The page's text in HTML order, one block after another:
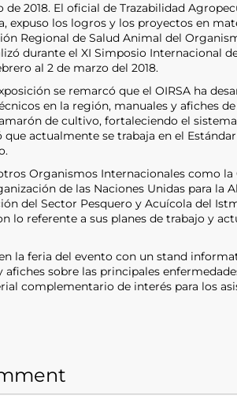
de 2018. El oficial de Trazabilidad
expuso los logros y los proyectos en
Regional de Salud Animal del
durante el XI Simposio Internacional
al 2 de marzo del 2018.
se remarcó que el OIRSA ha
en la región, manuales y afiches
de cultivo, fortaleciendo el
que actualmente se trabaja en el
otros Organismos Internacionales como
de las Naciones Unidas para la
del Sector Pesquero y Acuícola del
lo referente a sus planes de trabajo y
la feria del evento con un stand
afiches sobre las principales
complementario de interés para los